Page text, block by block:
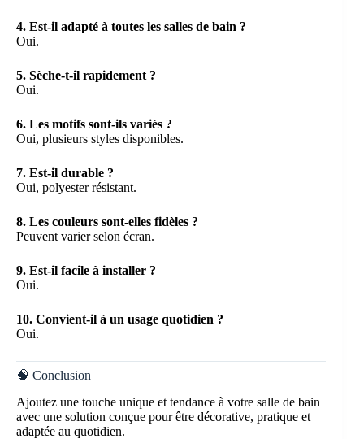
4. Est-il adapté à toutes les salles de bain ?
Oui.
5. Sèche-t-il rapidement ?
Oui.
6. Les motifs sont-ils variés ?
Oui, plusieurs styles disponibles.
7. Est-il durable ?
Oui, polyester résistant.
8. Les couleurs sont-elles fidèles ?
Peuvent varier selon écran.
9. Est-il facile à installer ?
Oui.
10. Convient-il à un usage quotidien ?
Oui.
🧠 Conclusion
Ajoutez une touche unique et tendance à votre salle de bain
avec une solution conçue pour être décorative, pratique et
adaptée au quotidien.